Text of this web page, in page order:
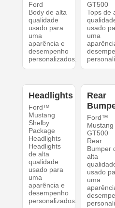
Ford
Body de alta
qualidade
usado para
uma
aparência e
desempenho
personalizados.
GT500
Tops de
usado
uma
Headlights
Ford™
Mustang
Shelby
Package
Headlights
Headlights
de alta
qualidade
usado para
uma
aparência e
desempenho
personalizados.
Rear
Ford™
Mustang
GT500
Rear
Bumper
alta
usado
uma